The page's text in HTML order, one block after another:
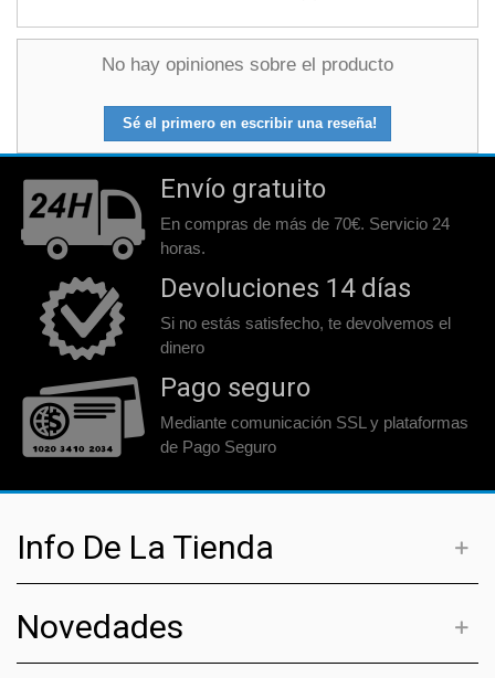
No hay opiniones sobre el producto
Sé el primero en escribir una reseña!
Envío gratuito
En compras de más de 70€. Servicio 24
horas.
Devoluciones 14 días
Si no estás satisfecho, te devolvemos el
dinero
Pago seguro
Mediante comunicación SSL y plataformas
de Pago Seguro
Info De La Tienda
Novedades